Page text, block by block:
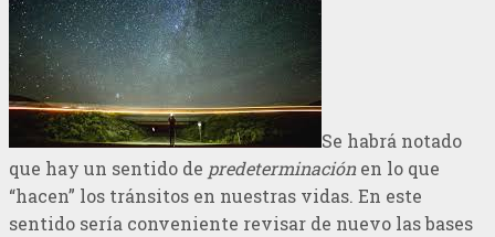
Se habrá notado
que hay un sentido de predeterminaciónen lo que
“hacen” los tránsitos en nuestras vidas. En este
sentido sería conveniente revisar de nuevo las bases